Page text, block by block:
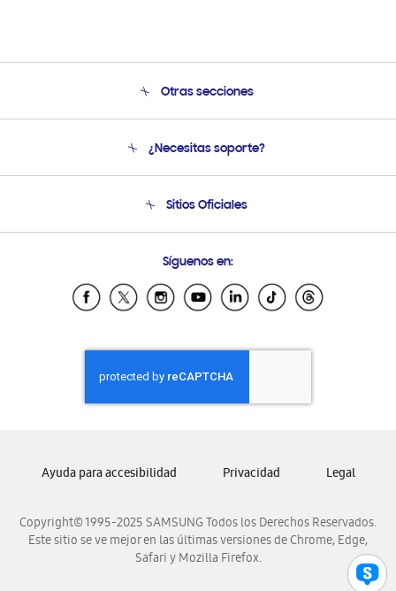
Otras secciones
Soporte
¿Necesitas soporte?
Soporte vía eMail
Sitios Oficiales
Samsung Ecuador
Samsung El Salvador
Samsung Honduras
Samsung Nicaragua
Samsung Panamá
Samsung Venezuela
Síguenos en:
Copyright© 1995-2025 SAMSUNG Todos los Derechos Reservados.
Este sitio se ve mejor en las últimas versiones de Chrome, Edge,
Safari y Mozilla Firefox.
Ayuda para accesibilidad Privacidad Legal